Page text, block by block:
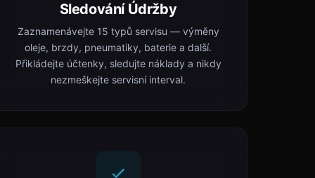
Sledování Údržby
Zaznamenávejte 15 typů servisu — výměny
oleje, brzdy, pneumatiky, baterie a další.
Přikládejte účtenky, sledujte náklady a nikdy
nezmeškejte servisní interval.